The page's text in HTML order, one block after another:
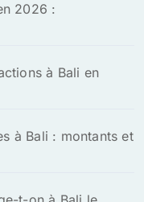
2026 :
à Bali en
à Bali : montants et